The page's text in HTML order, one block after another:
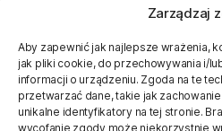
Zarządzaj
Aby zapewnić jak najlepsze wrażenia,
jak pliki cookie, do przechowywania i/
informacji o urządzeniu. Zgoda na te
przetwarzać dane, takie jak
unikalne identyfikatory na tej stronie.
wycofanie zgody może niekorzystnie
KONTAKT
WyEdukowani